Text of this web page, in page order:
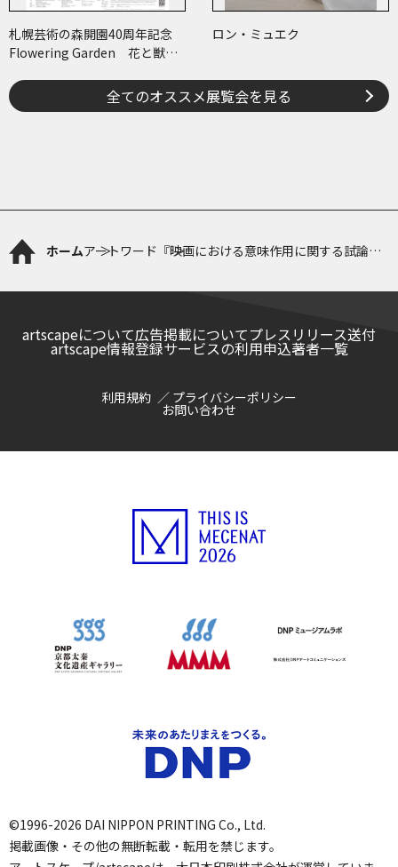
札幌芸術の森開園40周年記念
Flowering Garden 花と獣
ロン・ミュエク
全てのオススメ展覧会を見る
ホームアートワード 『映画における意味作用に関する試論
メッツ
artscapeについて広告掲載についてプレスリリース送付
artscape情報登録サービスの利用申込著者一覧
利用規約 プライバシーポリシー
お問い合わせ
©1996-2026 DAI NIPPON PRINTING Co., Ltd.
掲載画像・その他の無断転載・転用を禁じます。